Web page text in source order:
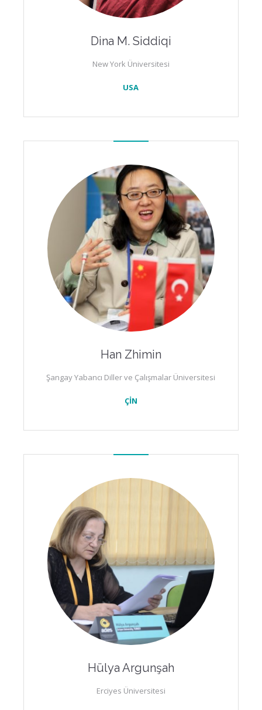
Dina M. Siddiqi
New York Üniversitesi
USA
Han Zhimin
Şangay Yabancı Diller ve Çalışmalar Üniversitesi
ÇİN
Hülya Argunşah
Erciyes Üniversitesi